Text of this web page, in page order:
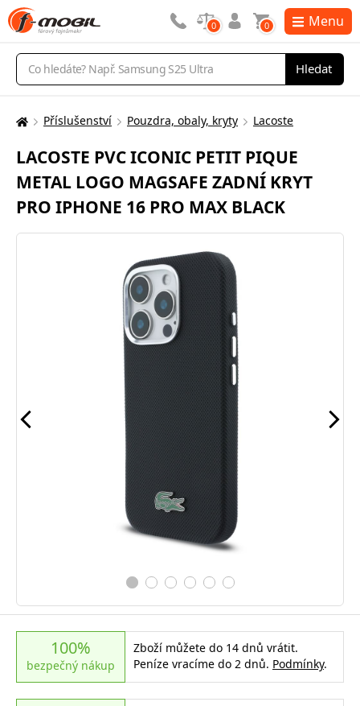
Vyhledávání
Hledat
0 0 Menu
Zde
nacházíte:
Příslušenství Pouzdra, obaly, kryty Lacoste
LACOSTE PVC ICONIC PETIT PIQUE
METAL LOGO MAGSAFE ZADNÍ KRYT
PRO IPHONE 16 PRO MAX BLACK
100%
bezpečný nákup
Zboží můžete do 14 dnů vrátit.
Peníze vracíme do 2 dnů. Podmínky.